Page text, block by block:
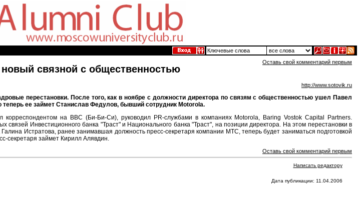
Оставь свой комментарий первым
связной с общественностью
http://www.sotovik.ru
перестановки. После того, как в ноябре с должности директора по связям с общественностью ушел Павел
ее займет Станислав Федулов, бывший сотрудник Motorola.
корреспондентом на ВВС (Би-Би-Си), руководил PR-службами в компаниях Motorola, Baring Vostok Capital Partners.
Инвестиционного банка "Траст" и Национального банка "Траст", на позиции директора. На этом перестановки в
Истратова, ранее занимавшая должность пресс-секретаря компании МТС, теперь будет заниматься подготовкой
секретаря займет Кирилл Алявдин.
Оставь свой комментарий первым
Написать редактору
Дата публикации: 11.04.2006